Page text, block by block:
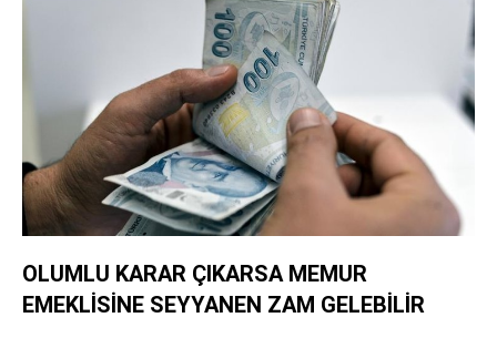
OLUMLU KARAR ÇIKARSA MEMUR
EMEKLİSİNE SEYYANEN ZAM GELEBİLİR